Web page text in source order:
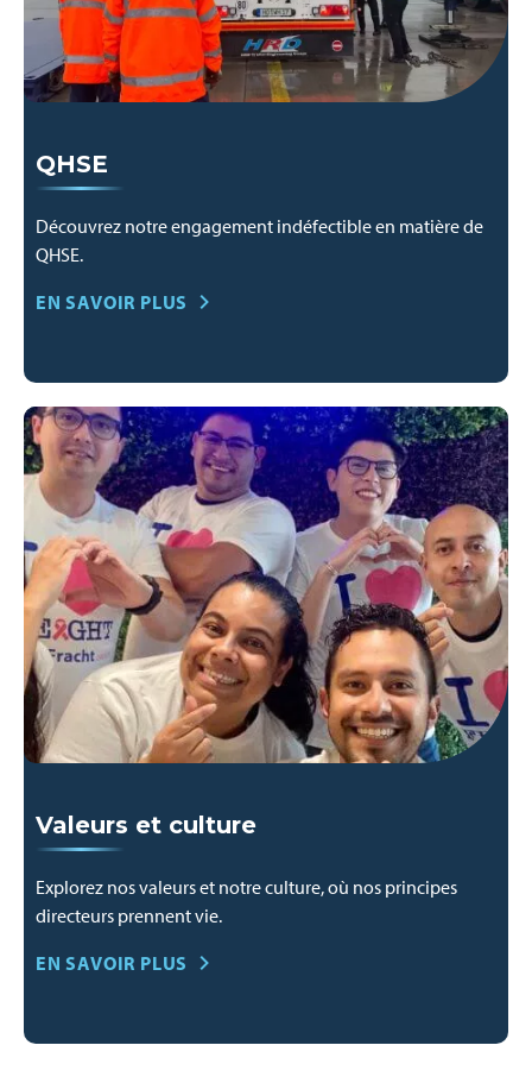
QHSE
Découvrez notre engagement indéfectible en matière de
QHSE.
EN SAVOIR PLUS
Valeurs et culture
Explorez nos valeurs et notre culture, où nos principes
directeurs prennent vie.
EN SAVOIR PLUS